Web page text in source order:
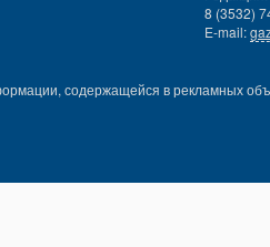
8 (3532)
E-mail:
содержащейся в рекламных